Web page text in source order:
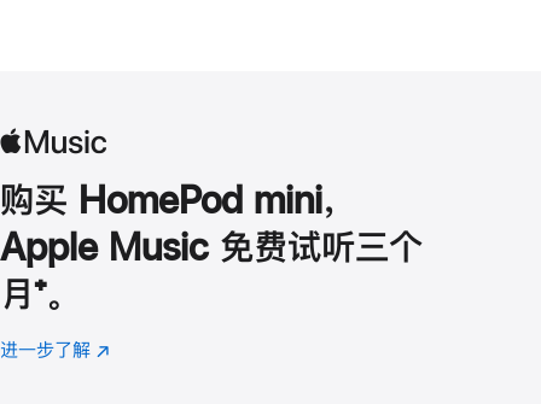
购买 HomePod mini，
Apple Music 免费试听三个
月 脚
注
⁺。
进一步了解 Apple
(在